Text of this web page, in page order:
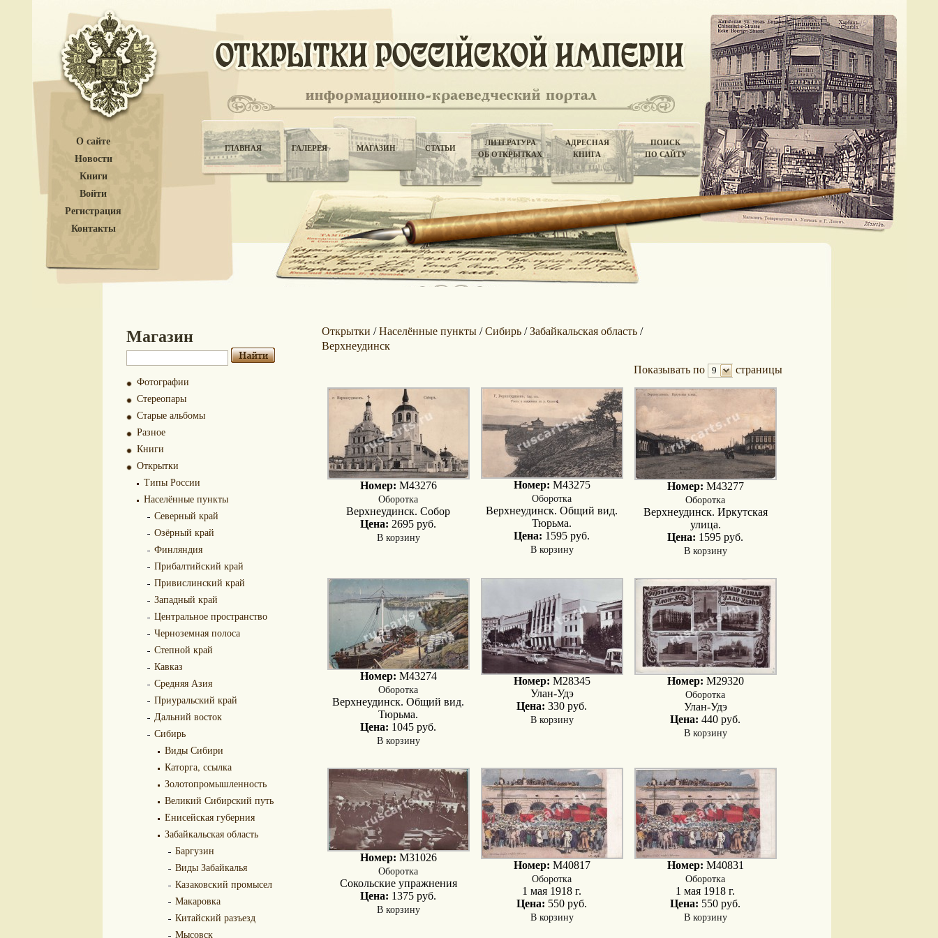
О сайте
Новости
Книги
Войти
Регистрация
Контакты
ГЛАВНАЯ ГАЛЕРЕЯ МАГАЗИН СТАТЬИ
ЛИТЕРАТУРА
ОБ ОТКРЫТКАХ
АДРЕСНАЯ
КНИГА
ПОИСК
ПО САЙТУ
Магазин
Фотографии
Стереопары
Старые альбомы
Разное
Книги
Открытки
Типы России
Населённые пункты
Северный край
Озёрный край
Финляндия
Прибалтийский край
Привислинский край
Западный край
Центральное пространство
Черноземная полоса
Степной край
Кавказ
Средняя Азия
Приуральский край
Дальний восток
Сибирь
Виды Сибири
Каторга, ссылка
Золотопромышленность
Великий Сибирский путь
Енисейская губерния
Забайкальская область
Баргузин
Виды Забайкалья
Казаковский промысел
Макаровка
Китайский разъезд
Мысовск
Открытки /Населённые пункты/Сибирь/Забайкальская область/
Верхнеудинск
Показывать по 9 страницы
Номер: M43276
Оборотка
Верхнеудинск. Собор
Цена: 2695 руб.
В корзину
Номер: M43275
Оборотка
Верхнеудинск. Общий вид.
Тюрьма.
Цена: 1595 руб.
В корзину
Номер: M43277
Оборотка
Верхнеудинск. Иркутская
улица.
Цена: 1595 руб.
В корзину
Номер: M43274
Оборотка
Верхнеудинск. Общий вид.
Тюрьма.
Цена: 1045 руб.
В корзину
Номер: M28345
Улан-Удэ
Цена: 330 руб.
В корзину
Номер: M29320
Оборотка
Улан-Удэ
Цена: 440 руб.
В корзину
Номер: M31026
Оборотка
Сокольские упражнения
Цена: 1375 руб.
В корзину
Номер: M40817
Оборотка
1 мая 1918 г.
Цена: 550 руб.
В корзину
Номер: M40831
Оборотка
1 мая 1918 г.
Цена: 550 руб.
В корзину